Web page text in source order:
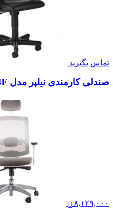
تماس بگیرید
صندلی کارمندی نیلپر مدل OCT 404F
۸,۱۲۹,۰۰۰